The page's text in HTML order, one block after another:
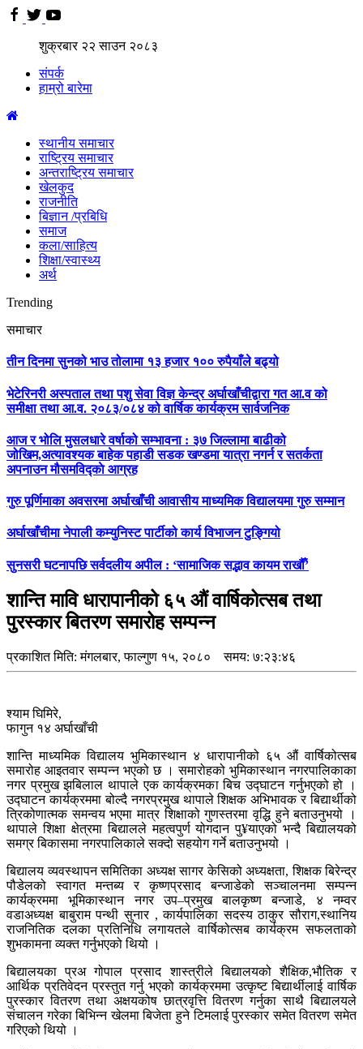
शुक्रबार २२साउन २०८३
संपर्क
हाम्रो बारेमा
स्थानीय समाचार
राष्ट्रिय समाचार
अन्तराष्ट्रिय समाचार
खेलकुद
राजनीति
बिज्ञान /प्रबिधि
समाज
कला/साहित्य
शिक्षा/स्वास्थ्य
अर्थ
Trending
समाचार
तीन दिनमा सुनको भाउ तोलामा १३ हजार १०० रुपैयाँले बढ्यो
भेटेरिनरी अस्पताल तथा पशु सेवा विज्ञ केन्द्र अर्घाखाँचीद्वारा गत आ.व को
समीक्षा तथा आ.व. २०८३/०८४ को वार्षिक कार्यक्रम सार्वजनिक
आज र भोलि मुसलधारे वर्षाको सम्भावना : ३७ जिल्लामा बाढीको
जोखिम,अत्यावश्यक बाहेक पहाडी सडक खण्डमा यात्रा नगर्न र सतर्कता
अपनाउन मौसमविद्काे आग्रह
गुरु पूर्णिमाका अवसरमा अर्घाखाँची आवासीय माध्यमिक विद्यालयमा गुरु सम्मान
अर्घाखाँचीमा नेपाली कम्युनिस्ट पार्टीको कार्य विभाजन टुङ्गियो
सुनसरी घटनापछि सर्वदलीय अपील : ‘सामाजिक सद्भाव कायम राखौँ’
शान्ति मावि धारापानीको ६५ औं वार्षिकोत्सब तथा
पुरस्कार बितरण समारोह सम्पन्न
प्रकाशित मिति:मंगलबार, फाल्गुण १५, २०८० समय: ७:२३:४६
श्याम घिमिरे,
फागुन १४ अर्घाखाँची
शान्ति माध्यमिक विद्यालय भुमिकास्थान ४ धारापानीको ६५ औं वार्षिकोत्सब
समारोह आइतवार सम्पन्न भएको छ । समारोहको भुमिकास्थान नगरपालिकाका
नगर प्रमुख झबिलाल थापाले एक कार्यक्रमका बिच उद्घाटन गर्नुभएको हो ।
उद्घाटन कार्यक्रममा बोल्दै नगरप्रमुख थापाले शिक्षक अभिभावक र बिद्यार्थीको
त्रिकोणात्मक समन्वय भएमा मात्र शिक्षाको गुणस्तरमा वृद्धि हुने बताउनुभयो ।
थापाले शिक्षा क्षेत्रमा बिद्यालले महत्वपुर्ण योगदान पु¥याएको भन्दै बिद्यालयको
समग्र बिकासमा नगरपालिकाले सक्दो सहयोग गर्ने बताउनुभयो ।
बिद्यालय व्यवस्थापन समितिका अध्यक्ष सागर केसिको अध्यक्षता, शिक्षक बिरेन्द्र
पौडेलको स्वागत मन्तब्य र कृष्णप्रसाद बन्जाडेको सञ्चालनमा सम्पन्न
कार्यक्रममा भूमिकास्थान नगर उप–प्रमुख बालकृष्ण बन्जाडे, ४ नम्वर
वडाअध्यक्ष बाबुराम पन्थी सुनार , कार्यपालिका सदस्य ठाकुर सौराग,स्थानिय
राजनितिक दलका प्रतिनिधि लगायतले वार्षिकोत्सब कार्यक्रम सफलताको
शुभकामना व्यक्त गर्नुभएको थियो ।
बिद्यालयका प्रअ गोपाल प्रसाद शास्त्रीले बिद्यालयको शैक्षिक,भौतिक र
आर्थिक प्रतिवेदन प्रस्तुत गर्नु भएको कार्यक्रममा उत्कृष्ट बिद्यार्थीलाई वार्षिक
पुरस्कार वितरण तथा अक्षयकोष छात्रवृत्ति वितरण गर्नुका साथै बिद्यालयले
संचालन गरेका बिभिन्न खेलमा बिजेता हुने टिमलाई पुरस्कार समेत वितरण समेत
गरिएको थियो ।